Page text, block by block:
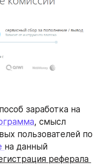
заработка на
, смысл
пользователей по
на данный
реферала